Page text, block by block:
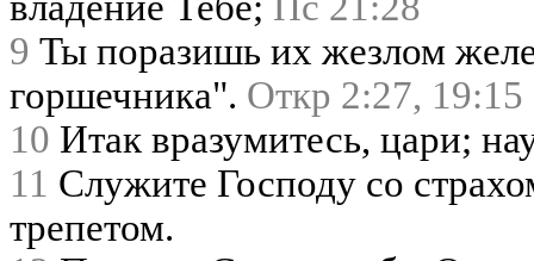
9 Ты поразишь их жезлом
горшечника". Откр 2:27, 19:15
10 Итак вразумитесь, цари;
11 Служите Господу со
трепетом.